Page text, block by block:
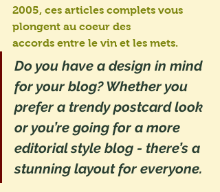
2005, ces articles complets vous
plongent au coeur des
accords entre le vin et les mets.
Do you have a design in mind
for your blog? Whether you
prefer a trendy postcard look
or you’re going for a more
editorial style blog - there’s a
stunning layout for everyone.